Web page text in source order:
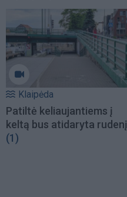
Klaipėda
Patiltė keliaujantiems į
keltą bus atidaryta rudenį
(1)